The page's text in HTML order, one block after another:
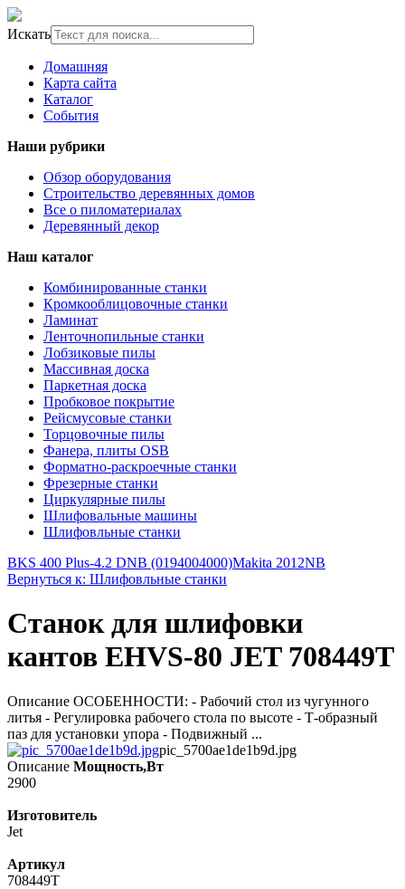
Искать
Домашняя
Карта сайта
Каталог
События
Наши рубрики
Обзор оборудования
Строительство деревянных домов
Все о пиломатериалах
Деревянный декор
Наш каталог
Комбинированные станки
Кромкооблицовочные станки
Ламинат
Ленточнопильные станки
Лобзиковые пилы
Массивная доска
Паркетная доска
Пробковое покрытие
Рейсмусовые станки
Торцовочные пилы
Фанера, плиты OSB
Форматно-раскроечные станки
Фрезерные станки
Циркулярные пилы
Шлифовальные машины
Шлифовльные станки
BKS 400 Plus-4.2 DNB (0194004000)Makita 2012NB
Вернуться к: Шлифовльные станки
Станок для шлифовки
кантов EHVS-80 JET 708449T
Описание ОСОБЕННОСТИ: - Рабочий стол из чугунного
литья - Регулировка рабочего стола по высоте - Т-образный
паз для установки упора - Подвижный ...
pic_5700ae1de1b9d.jpg
Описание Мощность,Вт
2900
Изготовитель
Jet
Артикул
708449T